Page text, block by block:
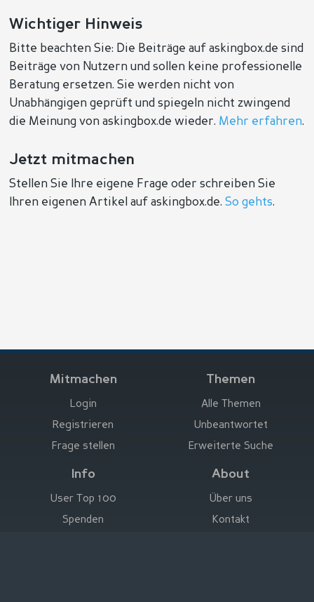
Wichtiger Hinweis
Bitte beachten Sie: Die Beiträge auf askingbox.de sind
Beiträge von Nutzern und sollen keine professionelle
Beratung ersetzen. Sie werden nicht von
Unabhängigen geprüft und spiegeln nicht zwingend
die Meinung von askingbox.de wieder. Mehr erfahren.
Jetzt mitmachen
Stellen Sie Ihre eigene Frage oder schreiben Sie
Ihren eigenen Artikel auf askingbox.de.So gehts.
Mitmachen
Login
Registrieren
Frage stellen
Themen
Alle Themen
Unbeantwortet
Erweiterte Suche
Info
User Top 100
Spenden
About
Über uns
Kontakt